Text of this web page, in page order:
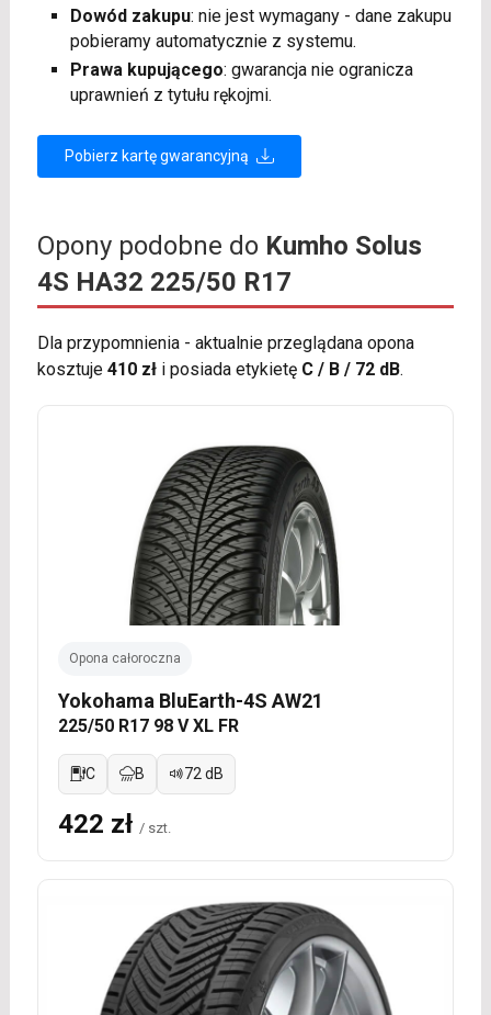
Dowód zakupu: nie jest wymagany - dane zakupu
pobieramy automatycznie z systemu.
Prawa kupującego: gwarancja nie ogranicza
uprawnień z tytułu rękojmi.
Pobierz kartę gwarancyjną
Opony podobne do Kumho Solus
4S HA32 225/50 R17
Dla przypomnienia - aktualnie przeglądana opona
kosztuje 410 złi posiada etykietę C / B / 72 dB.
Opona całoroczna
Yokohama BluEarth-4S AW21
225/50 R17 98 V XL FR
C B 72 dB
422 zł / szt.